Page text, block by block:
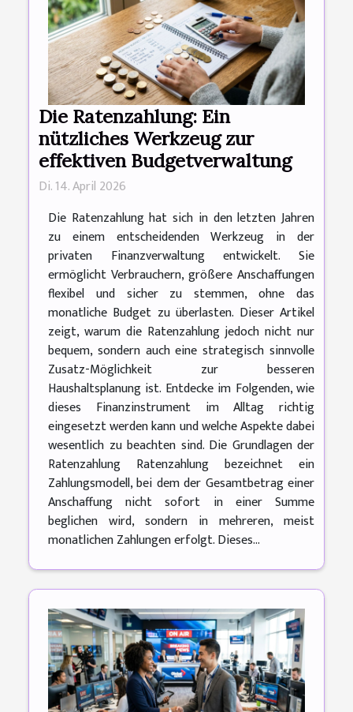
Die Ratenzahlung: Ein
nützliches Werkzeug zur
effektiven Budgetverwaltung
Di. 14. April 2026
Die Ratenzahlung hat sich in den letzten Jahren
zu einem entscheidenden Werkzeug in der
privaten Finanzverwaltung entwickelt. Sie
ermöglicht Verbrauchern, größere Anschaffungen
flexibel und sicher zu stemmen, ohne das
monatliche Budget zu überlasten. Dieser Artikel
zeigt, warum die Ratenzahlung jedoch nicht nur
bequem, sondern auch eine strategisch sinnvolle
Zusatz-Möglichkeit zur besseren
Haushaltsplanung ist. Entdecke im Folgenden, wie
dieses Finanzinstrument im Alltag richtig
eingesetzt werden kann und welche Aspekte dabei
wesentlich zu beachten sind. Die Grundlagen der
Ratenzahlung Ratenzahlung bezeichnet ein
Zahlungsmodell, bei dem der Gesamtbetrag einer
Anschaffung nicht sofort in einer Summe
beglichen wird, sondern in mehreren, meist
monatlichen Zahlungen erfolgt. Dieses...